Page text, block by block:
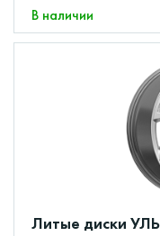
В наличии
Литые диски